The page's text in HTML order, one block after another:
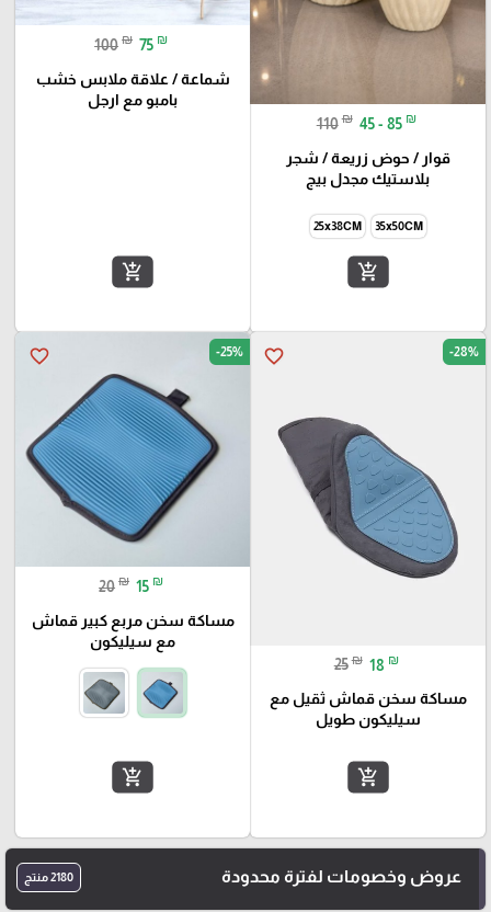
110 ₪ 45 - 85 ₪
قوار / حوض زريعة / شجر
بلاستيك مجدل بيج
35x50CM
25x38CM
add_shopping_cart
100 ₪ 75 ₪
شماعة / علاقة ملابس خشب
بامبو مع ارجل
add_shopping_cart
favorite_border -28%
25 ₪ 18 ₪
مساكة سخن قماش ثقيل مع
سيليكون طويل
add_shopping_cart
favorite_border -25%
20 ₪ 15 ₪
مساكة سخن مربع كبير قماش
مع سيليكون
add_shopping_cart
عروض وخصومات لفترة محدودة 2180 منتج